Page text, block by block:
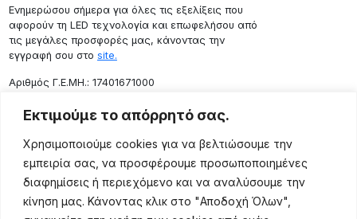
Εκτιμούμε το απόρρητό σας.
Χρησιμοποιούμε cookies για να βελτιώσουμε την
εμπειρία σας, να προσφέρουμε προσωποποιημένες
διαφημίσεις ή περιεχόμενο και να αναλύσουμε την
κίνηση μας. Κάνοντας κλικ στο "Αποδοχή Όλων",
Ενημερώσου σήμερα για όλες τις εξελίξεις που
αφορούν τη LED τεχνολογία και επωφελήσου από
τις μεγάλες προσφορές μας, κάνοντας την
εγγραφή σου στο site.
Aριθμός Γ.Ε.ΜΗ.: 17401671000
Επικοινωνία
Ρόδου 133, Αθήνα 10443
(+30) 211 725 5427
sales@lightingexpert.gr